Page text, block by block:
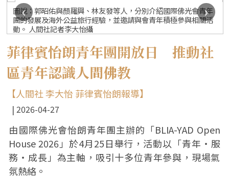
圖說：郭昭佑與顏羅興、林友發等人，分別介紹國際佛光會青年
團的發展及海外公益旅行經驗，並邀請與會青年積極參與相關活
動。 人間社記者李大怡攝
‹ ›
菲律賓怡朗青年團開放日 推動社
區青年認識人間佛教
【人間社 李大怡 菲律賓怡朗報導】
2026-04-27
由國際佛光會怡朗青年團主辦的「BLIA-YAD Open
House 2026」於4月25日舉行，活動以「青年・服
務・成長」為主軸，吸引十多位青年參與，現場氣
氛熱絡。